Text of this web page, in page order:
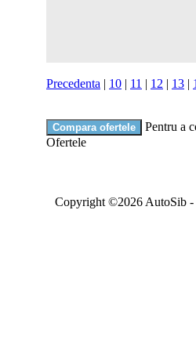
Precedenta | 10 | 11 | 12 | 13 |
Pentru a
Ofertele
Copyright ©2026 AutoSib -